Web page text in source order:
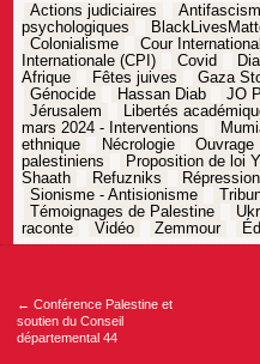
Actions judiciaires
psychologiques
Colonialisme
Cour
Internationale (CPI)
Covid
Afrique
Fêtes juives Gaza
Génocide
Hassan Diab JO
Jérusalem
Libertés
mars 2024 - Interventions
ethnique
Nécrologie Ouvrage
palestiniens
Proposition de loi
Shaath
Refuzniks Répression
Sionisme - Antisionisme
Témoignages de Palestine
raconte
Vidéo Zemmour
Navigation
← Conférence Palestine et
soutien du Conseil
départemental 44